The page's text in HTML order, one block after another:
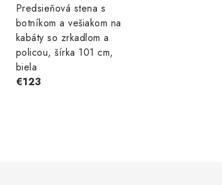
Predsieňová stena s
botníkom a vešiakom na
kabáty so zrkadlom a
policou, šírka 101 cm,
biela
€123